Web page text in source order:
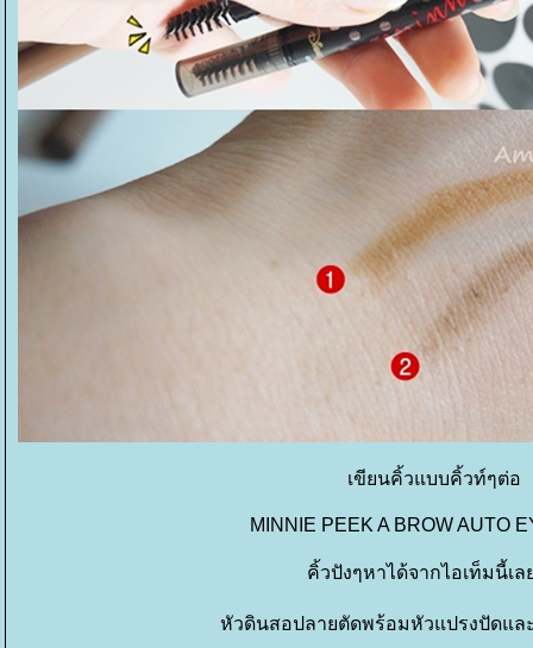
เขียนคิ้วแบบคิ้วท์ๆต่อ
MINNIE PEEK A BROW AUTO
คิ้วปังๆหาได้จากไอเท็มนี้เล
หัวดินสอปลายตัดพร้อมหัวแปรงปัดแล